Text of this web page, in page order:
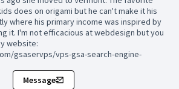
does on origami but he can't make it his
where his primary income was inspired by
it. I'm not efficacious at webdesign but you
website:
gsaservps/vps-gsa-search-engine-
Message